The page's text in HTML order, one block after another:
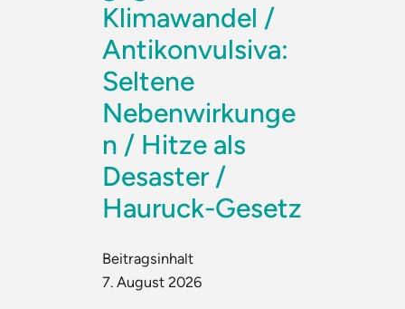
Klimawandel /
Antikonvulsiva:
Seltene
Nebenwirkunge
n / Hitze als
Desaster /
Hauruck-Gesetz
Beitragsinhalt
7. August 2026